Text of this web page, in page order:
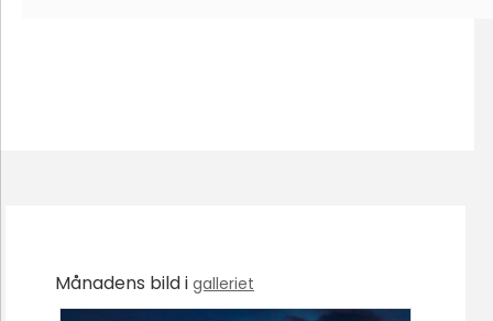
Månadens bild i galleriet